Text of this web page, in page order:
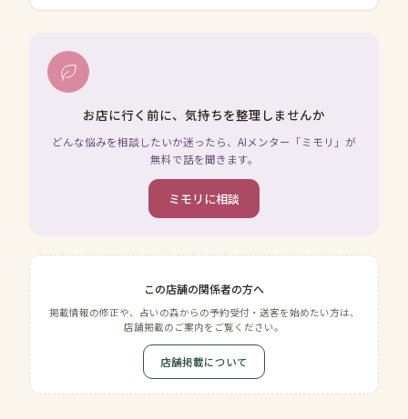
お店に行く前に、気持ちを整理しませんか
どんな悩みを相談したいか迷ったら、AIメンター「ミモリ」が
無料で話を聞きます。
ミモリに相談
この店舗の関係者の方へ
掲載情報の修正や、占いの森からの予約受付・送客を始めたい方は、
店舗掲載のご案内をご覧ください。
店舗掲載について